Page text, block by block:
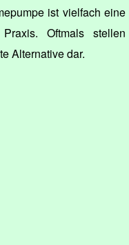
ist vielfach eine
Oftmals stellen
Alternative dar.